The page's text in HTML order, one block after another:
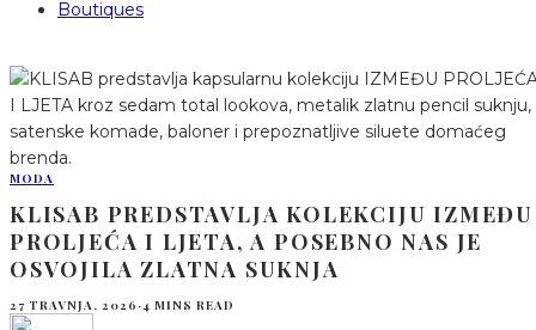
Boutiques
MODA
KLISAB PREDSTAVLJA KOLEKCIJU IZMEĐU
PROLJEĆA I LJETA, A POSEBNO NAS JE
OSVOJILA ZLATNA SUKNJA
27 TRAVNJA, 2026 ·4 MINS READ